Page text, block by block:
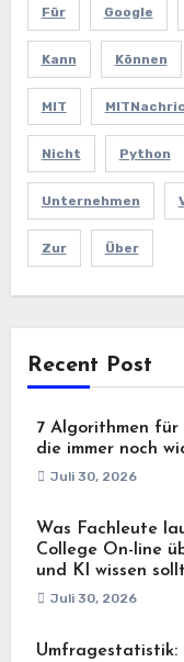
Für Google
Kann Können
MIT
Nicht Python
Unternehmen
Zur Über
Recent Post
7 Algorithmen für
die immer noch
Juli 30, 2026
Was Fachleute
College On-line
und KI wissen
Juli 30, 2026
Umfragestatistik: